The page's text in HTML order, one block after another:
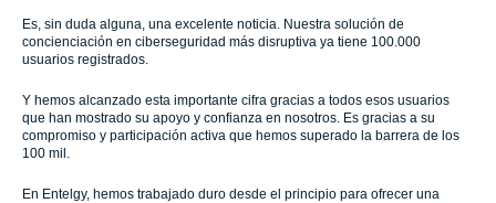
Es, sin duda alguna, una excelente noticia. Nuestra solución de
concienciación en ciberseguridad más disruptiva ya tiene 100.000
usuarios registrados.
Y hemos alcanzado esta importante cifra gracias a todos esos usuarios
que han mostrado su apoyo y confianza en nosotros. Es gracias a su
compromiso y participación activa que hemos superado la barrera de los
100 mil.
En Entelgy, hemos trabajado duro desde el principio para ofrecer una